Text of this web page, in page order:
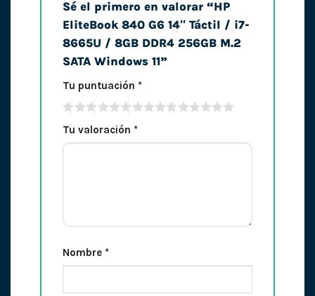
Sé el primero en valorar “HP
EliteBook 840 G6 14″ Táctil / i7-
8665U / 8GB DDR4 256GB M.2
SATA Windows 11”
Tu puntuación *
Tu valoración *
Nombre *